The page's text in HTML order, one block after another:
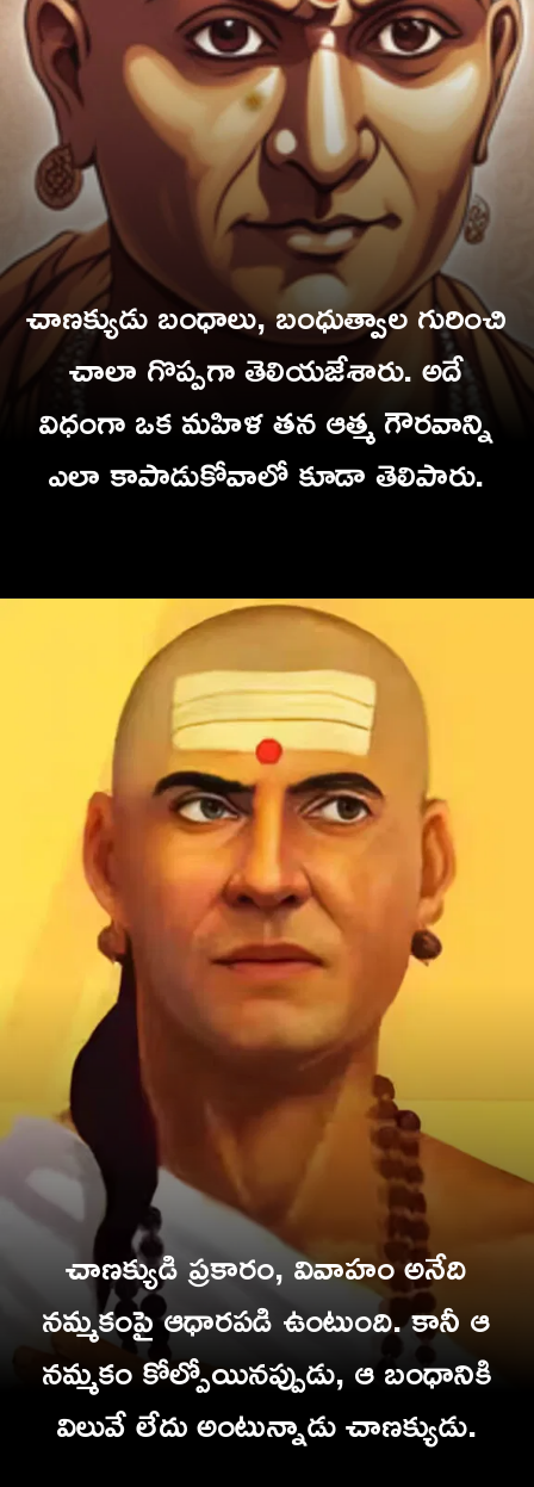
చాణక్యుడు బంధాలు, బంధుత్వాల గురించి
చాలా గొప్పగా తెలియజేశారు. అదే
విధంగా ఒక మహిళ తన ఆత్మ గౌరవాన్ని
ఎలా కాపాడుకోవాలో కూడా తెలిపారు.
చాణక్యుడి ప్రకారం, వివాహం అనేది
నమ్మకంపై ఆధారపడి ఉంటుంది. కానీ ఆ
నమ్మకం కోల్పోయినప్పుడు, ఆ బంధానికి
విలువే లేదు అంటున్నాడు చాణక్యుడు.